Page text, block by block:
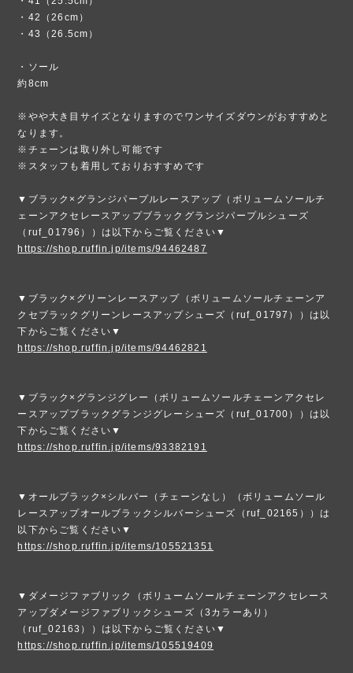
・42（26cm）
・43（26.5cm）
・ソール
約8cm
※やや大き目サイズとなりますのでワンサイズダウンがおすすめと
なります。
※チェーンは取り外し可能です
※スタッフも着用しておりおすすめです
▼ブラック×グランジパープルレースアップ（ボリュームソールチ
ェーンアクセレースアップブラックグランジパープルシューズ
（ruf_01796））は以下からご覧ください▼
https://shop.ruffin.jp/items/94462487
▼ブラック×グリーンレースアップ（ボリュームソールチェーンア
クセブラックグリーンレースアップシューズ（ruf_01797））は以
下からご覧ください▼
https://shop.ruffin.jp/items/94462821
▼ブラック×グランジグレー（ボリュームソールチェーンアクセレ
ースアップブラックグランジグレーシューズ（ruf_01700））は以
下からご覧ください▼
https://shop.ruffin.jp/items/93382191
▼オールブラック×シルバー（チェーンなし）（ボリュームソール
レースアップオールブラックシルバーシューズ（ruf_02165））は
以下からご覧ください▼
https://shop.ruffin.jp/items/105521351
▼ダメージファブリック（ボリュームソールチェーンアクセレース
アップダメージファブリックシューズ（3カラーあり）
（ruf_02163））は以下からご覧ください▼
https://shop.ruffin.jp/items/105519409